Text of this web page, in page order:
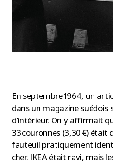
En septembre 1964, un
dans un magazine suédois
d’intérieur. On y affirmait
33 couronnes (3,30 €) était
fauteuil pratiquement
cher. IKEA était ravi, mais